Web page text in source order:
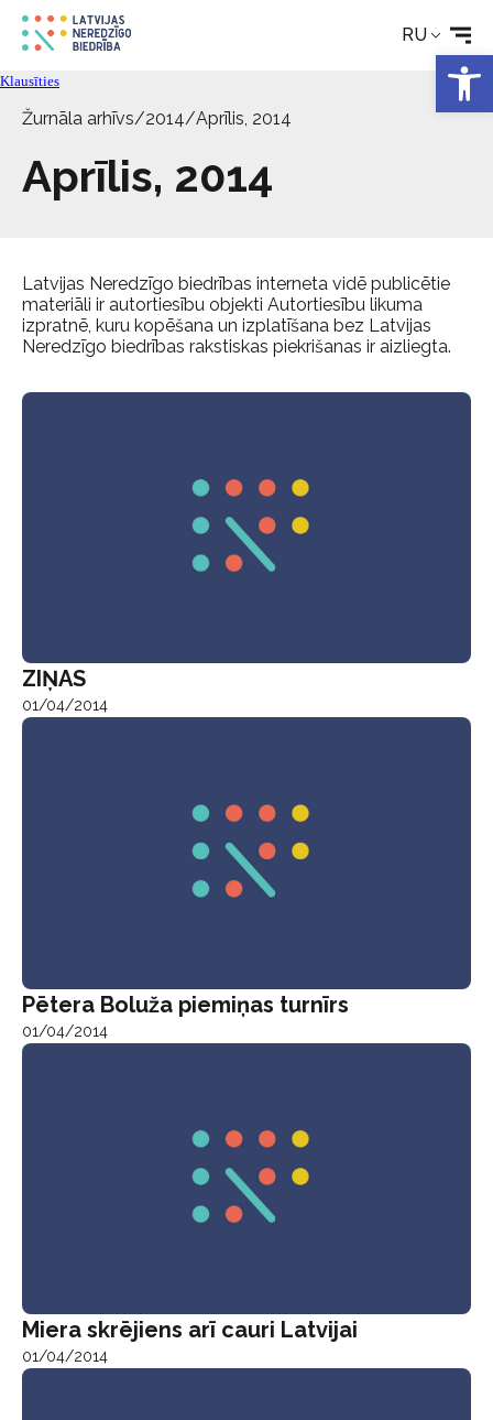
RU
Новости
Об Обществе
Klausīties
Žurnāla arhīvs/2014/Aprīlis, 2014
Aprīlis, 2014
Latvijas Neredzīgo biedrības interneta vidē publicētie
materiāli ir autortiesību objekti Autortiesību likuma
izpratnē, kuru kopēšana un izplatīšana bez Latvijas
Neredzīgo biedrības rakstiskas piekrišanas ir aizliegta.
ZIŅAS
01/04/2014
Pētera Boluža piemiņas turnīrs
01/04/2014
Miera skrējiens arī cauri Latvijai
01/04/2014